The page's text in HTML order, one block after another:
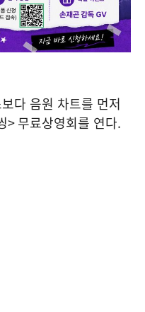
다 음원 차트를 먼저
>무료상영회를 연다.